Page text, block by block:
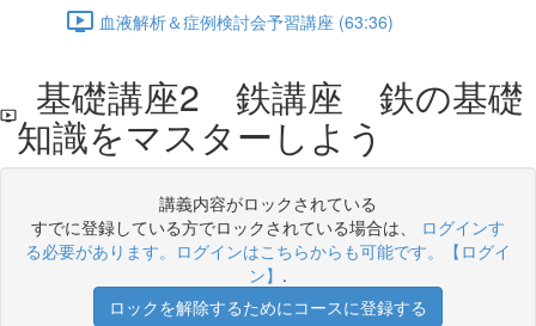
血液解析＆症例検討会予習講座 (63:36)
基礎講座2 鉄講座 鉄の基礎
知識をマスターしよう
講義内容がロックされている
すでに登録している方でロックされている場合は、 ログインす
る必要があります。ログインはこちらからも可能です。【ログイ
ン】 .
ロックを解除するためにコースに登録する